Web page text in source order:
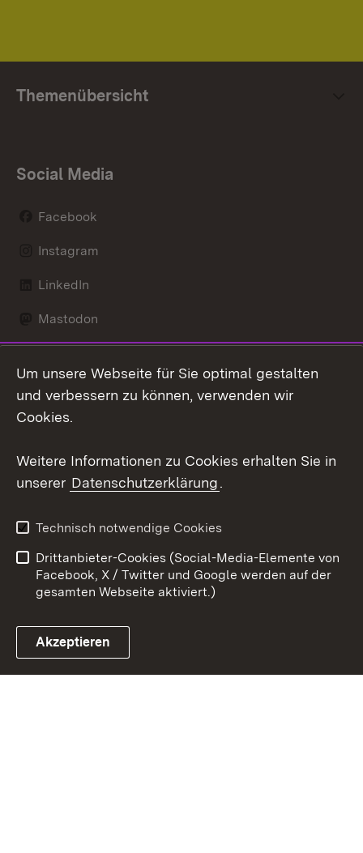
Themenübersicht
Social Media
Facebook
Instagram
LinkedIn
Mastodon
X / Twitter
Youtube
Link zum Landesportal
Kontakt
Datenschutz
Barrierefreiheit
Impressum Cookies
Um unsere Webseite für Sie optimal gestalten
und verbessern zu können, verwenden wir
Cookies.
Weitere Informationen zu Cookies erhalten Sie in
unserer Datenschutzerklärung.
Technisch notwendige Cookies
Drittanbieter-Cookies (Social-Media-Elemente von
Facebook, X / Twitter und Google werden auf der
gesamten Webseite aktiviert.)
Akzeptieren